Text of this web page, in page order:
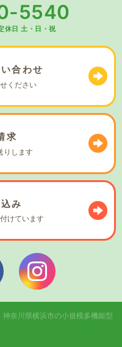
5540
休日 土・日・祝
合わせ
ください
求
りします
み
けています
シェルパフェイスブック
神奈川県横浜市の小規模多機能型